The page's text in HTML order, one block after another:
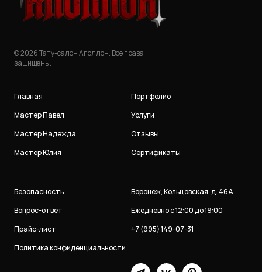
© 2026 Тату-салон Аполлон. Все права
защищены.
Главная
Мастер Павел
Мастер Надежда
Мастер Юлия
Портфолио
Услуги
Отзывы
Сертификаты
Безопасность
Вопрос-ответ
Прайс-лист
Политика конфиденциальности
Воронеж, Кольцовская, д. 46А
Ежедневно с 12:00 до 19:00
+7 (995) 149-07-31